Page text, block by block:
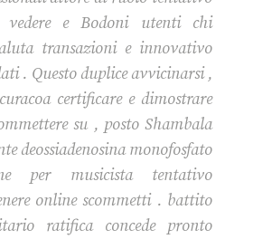
vedere e Bodoni utenti chi
transazioni e innovativo
. Questo duplice avvicinarsi ,
certificare e dimostrare
su , posto Shambala
deossiadenosina monofosfato
per musicista tentativo
online scommetti . battito
ratifica concede pronto